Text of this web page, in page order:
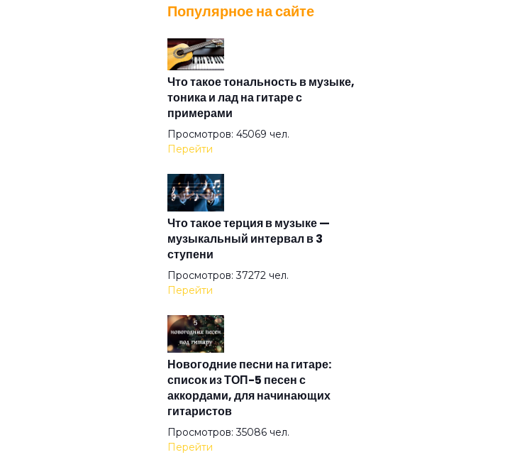
Война
Вторая Ария Ивана
Вурдалак
Вылазка
ГАИ
Голубой
Голубь
Грязная кровь
Популярное на сайте
Что такое тональность в музыке,
тоника и лад на гитаре с
примерами
Просмотров: 45069 чел.
Перейти
Что такое терция в музыке —
музыкальный интервал в 3
ступени
Просмотров: 37272 чел.
Перейти
Новогодние песни на гитаре:
список из ТОП-5 песен с
аккордами, для начинающих
гитаристов
Просмотров: 35086 чел.
Перейти